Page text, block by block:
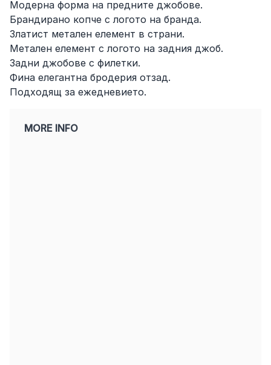
Модерна форма на предните джобове.
Брандирано копче с логото на бранда.
Златист метален елемент в страни.
Метален елемент с логото на задния джоб.
Задни джобове с филетки.
Фина елегантна бродерия отзад.
Подходящ за ежедневието.
MORE INFO